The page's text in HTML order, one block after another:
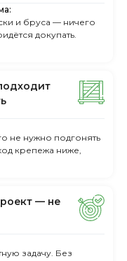
и бруса — ничего
докупать.
не нужно подгонять
крепежа ниже,
— нe
задачу. Без